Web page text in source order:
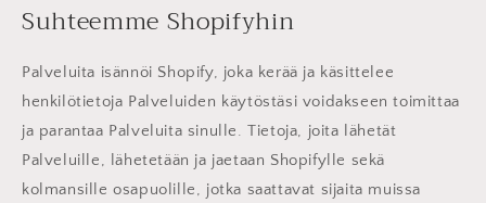
Suhteemme Shopifyhin
Palveluita isännöi Shopify, joka kerää ja käsittelee
henkilötietoja Palveluiden käytöstäsi voidakseen toimittaa
ja parantaa Palveluita sinulle. Tietoja, joita lähetät
Palveluille, lähetetään ja jaetaan Shopifylle sekä
kolmansille osapuolille, jotka saattavat sijaita muissa